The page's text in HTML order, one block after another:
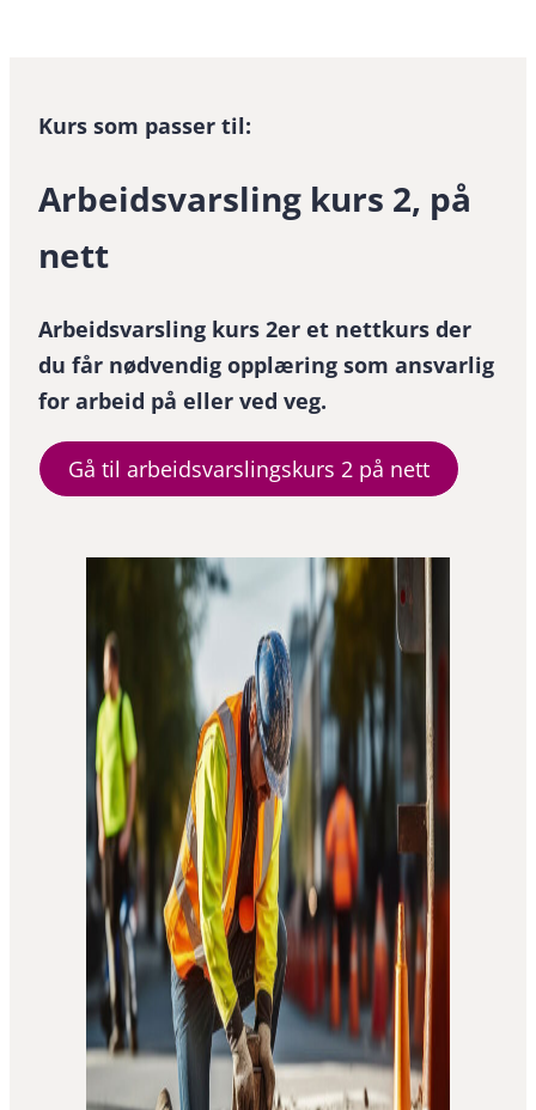
Kurs som passer til:
Arbeidsvarsling kurs 2, på
nett
Arbeidsvarsling kurs 2er et nettkurs der
du får nødvendig opplæring som ansvarlig
for arbeid på eller ved veg.
Gå til arbeidsvarslingskurs 2 på nett